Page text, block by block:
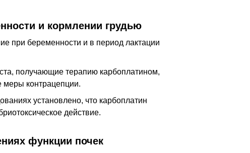
и кормлении грудью
при беременности и в период лактации
получающие терапию карбоплатином,
контрацепции.
установлено, что карбоплатин
действие.
функции почек